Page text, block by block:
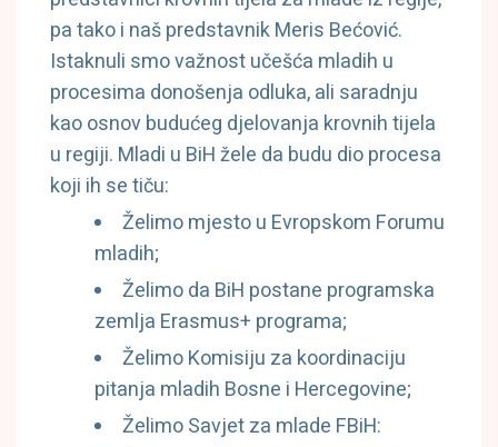
pa tako i naš predstavnik Meris Bećović.
Istaknuli smo važnost učešća mladih u
procesima donošenja odluka, ali saradnju
kao osnov budućeg djelovanja krovnih tijela
u regiji. Mladi u BiH žele da budu dio procesa
koji ih se tiču:
Želimo mjesto u Evropskom Forumu
mladih;
Želimo da BiH postane programska
zemlja Erasmus+ programa;
Želimo Komisiju za koordinaciju
pitanja mladih Bosne i Hercegovine;
Želimo Savjet za mlade FBiH: